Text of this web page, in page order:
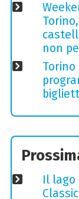
non
Torino
Il lago